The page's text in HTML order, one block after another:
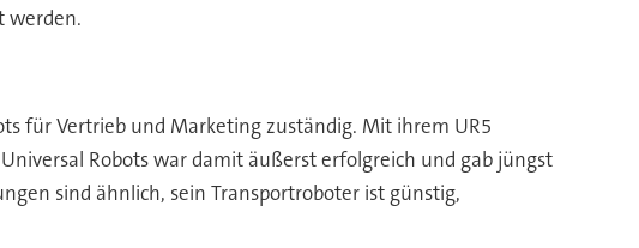
werden.
für Vertrieb und Marketing zuständig. Mit ihrem UR5
Robots war damit äußerst erfolgreich und gab jüngst
sind ähnlich, sein Transportroboter ist günstig,